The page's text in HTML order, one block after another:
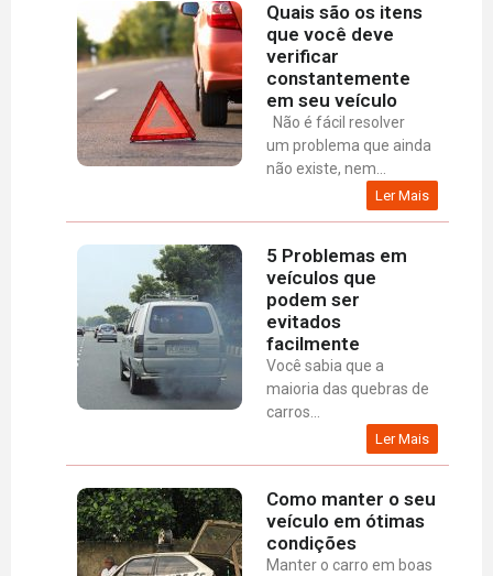
Quais são os itens
que você deve
verificar
constantemente
em seu veículo
Não é fácil resolver
um problema que ainda
não existe, nem...
Ler Mais
5 Problemas em
veículos que
podem ser
evitados
facilmente
Você sabia que a
maioria das quebras de
carros...
Ler Mais
Como manter o seu
veículo em ótimas
condições
Manter o carro em boas